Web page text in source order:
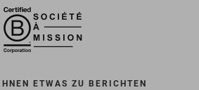
ETWAS ZU BERICHTEN